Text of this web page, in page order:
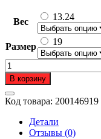
Вес 13.24
Размер
19
Количество
товара
Браслет
из
золота
пробы
В корзину
Код товара: 200146919
Детали
Отзывы (0)